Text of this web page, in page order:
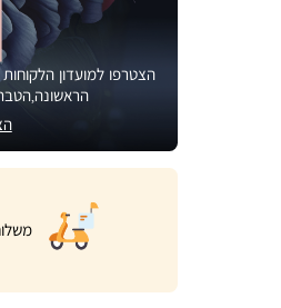
הצטרפו למועדון
|
product
page
banner